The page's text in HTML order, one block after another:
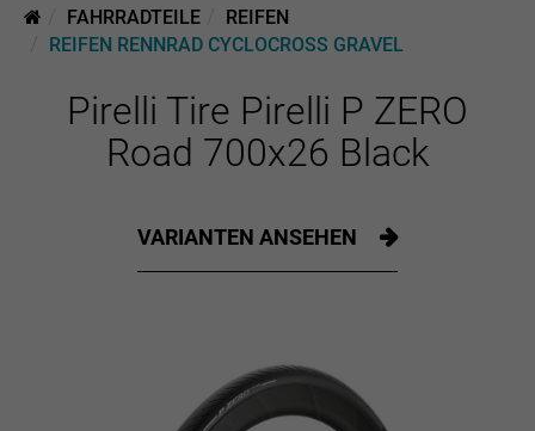
FAHRRADTEILE
REIFEN
REIFEN RENNRAD CYCLOCROSS GRAVEL
Pirelli Tire Pirelli P ZERO
Road 700x26 Black
VARIANTEN ANSEHEN